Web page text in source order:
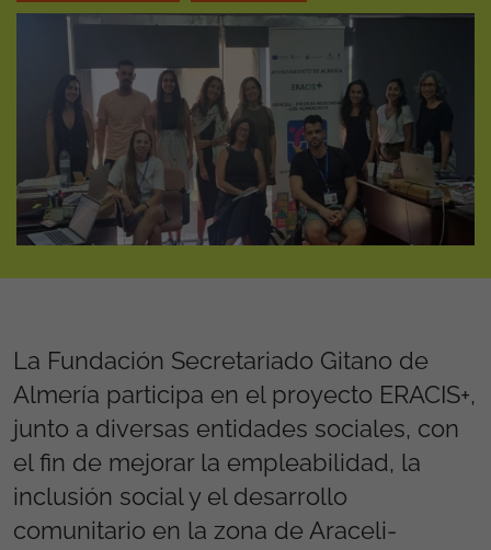
La Fundación Secretariado Gitano de
Almería participa en el proyecto ERACIS+,
junto a diversas entidades sociales, con
el fin de mejorar la empleabilidad, la
inclusión social y el desarrollo
comunitario en la zona de Araceli-